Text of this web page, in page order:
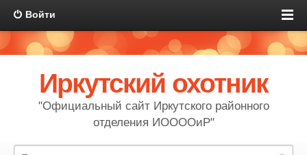
Войти
Иркутский охотник
"Официальный сайт Иркутского районного
отделения ИООООиР"